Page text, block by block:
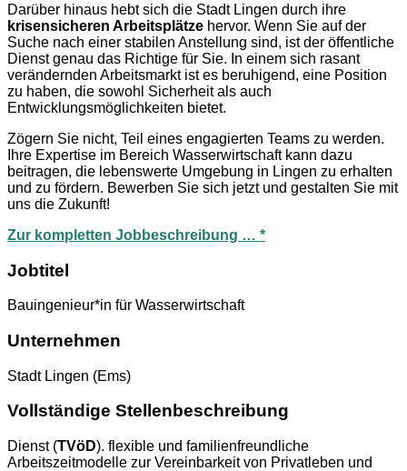
Darüber hinaus hebt sich die Stadt Lingen durch ihre
krisensicheren Arbeitsplätze hervor. Wenn Sie auf der
Suche nach einer stabilen Anstellung sind, ist der öffentliche
Dienst genau das Richtige für Sie. In einem sich rasant
verändernden Arbeitsmarkt ist es beruhigend, eine Position
zu haben, die sowohl Sicherheit als auch
Entwicklungsmöglichkeiten bietet.
Zögern Sie nicht, Teil eines engagierten Teams zu werden.
Ihre Expertise im Bereich Wasserwirtschaft kann dazu
beitragen, die lebenswerte Umgebung in Lingen zu erhalten
und zu fördern. Bewerben Sie sich jetzt und gestalten Sie mit
uns die Zukunft!
Zur kompletten Jobbeschreibung … *
Jobtitel
Bauingenieur*in für Wasserwirtschaft
Unternehmen
Stadt Lingen (Ems)
Vollständige Stellenbeschreibung
Dienst (TVöD). flexible und familienfreundliche
Arbeitszeitmodelle zur Vereinbarkeit von Privatleben und